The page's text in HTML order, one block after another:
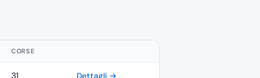
CORSE
31 Dettagli →